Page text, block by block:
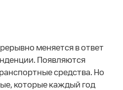
меняется в ответ
Появляются
средства. Но
которые каждый год